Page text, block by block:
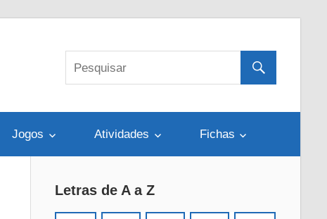
Jogos Atividades Fichas
Letras de A a Z